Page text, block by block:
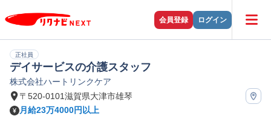
会員登録 ログイン
正社員
デイサービスの介護スタッフ
株式会社ハートリンクケア
〒520-0101滋賀県大津市雄琴
月給23万4000円以上